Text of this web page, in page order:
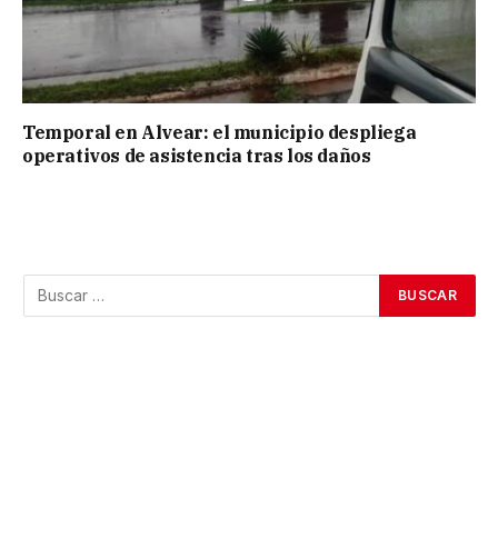
Temporal en Alvear: el municipio despliega
operativos de asistencia tras los daños